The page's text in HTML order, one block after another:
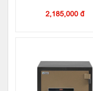
2,185,000 đ